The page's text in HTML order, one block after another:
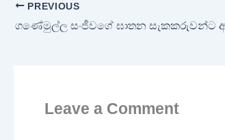
PREVIOUS
Leave a Comment